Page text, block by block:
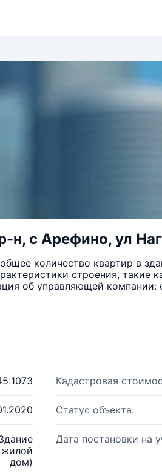
н, с Арефино, ул
количество квартир в
строения, такие
об управляющей компании:
Кадастровая
Статус объекта:
дом)
Дата постановки на